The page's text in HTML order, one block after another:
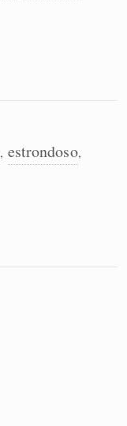
, estrondoso,